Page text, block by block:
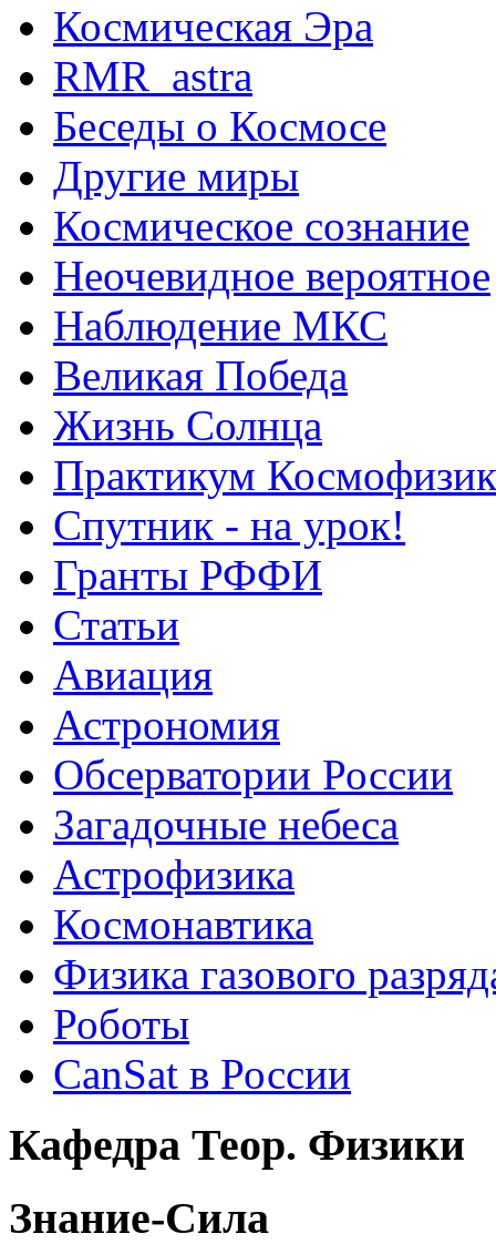
Космическая Эра
RMR_astra
Беседы о Космосе
Другие миры
Космическое сознание
Неочевидное вероятное
Наблюдение МКС
Великая Победа
Жизнь Солнца
Практикум
Спутник - на урок!
Гранты РФФИ
Статьи
Авиация
Астрономия
Обсерватории России
Загадочные небеса
Астрофизика
Космонавтика
Физика газового
Роботы
CanSat в России
Кафедра Теор. Физики
Знание-Сила